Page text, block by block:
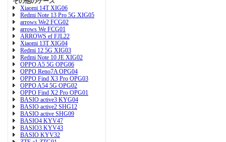
Xiaomi 14T XIG06
Redmi Note 13 Pro 5G XIG05
arrows We2 FCG02
arrows We FCG01
ARROWS ef FJL22
Xiaomi 13T XIG04
Redmi 12 5G XIG03
Redmi Note 10 JE XIG02
OPPO A5 5G OPG06
OPPO Reno7A OPG04
OPPO Find X3 Pro OPG03
OPPO A54 5G OPG02
OPPO Find X2 Pro OPG01
BASIO active3 KYG04
BASIO active2 SHG12
BASIO active SHG09
BASIO4 KYV47
BASIO3 KYV43
BASIO KYV32